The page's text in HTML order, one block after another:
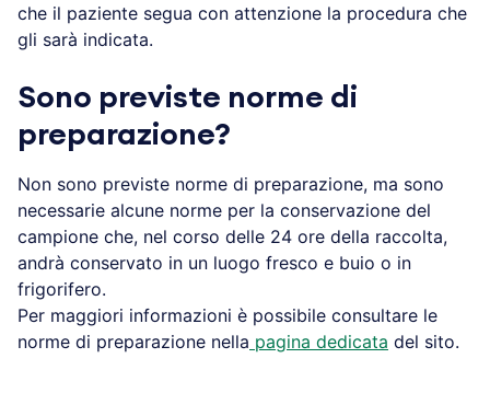
che il paziente segua con attenzione la procedura che
gli sarà indicata.
Sono previste norme di
preparazione?
Non sono previste norme di preparazione, ma sono
necessarie alcune norme per la conservazione del
campione che, nel corso delle 24 ore della raccolta,
andrà conservato in un luogo fresco e buio o in
frigorifero.
Per maggiori informazioni è possibile consultare le
norme di preparazione nella pagina dedicata del sito.